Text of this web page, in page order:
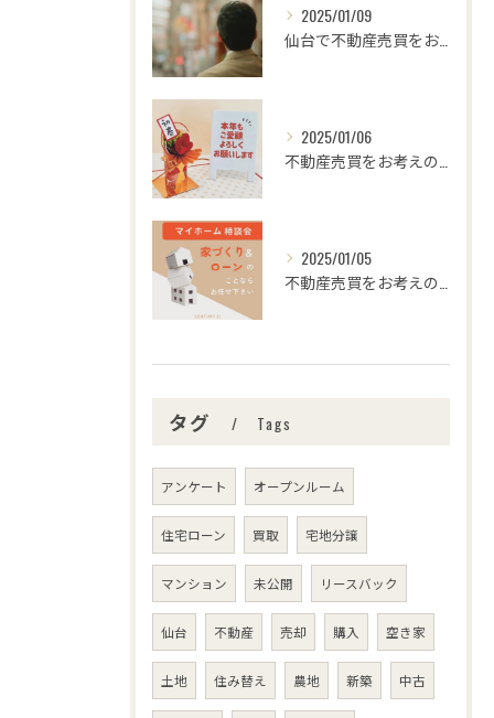
2025/01/09
2025/01/06
2025/01/05
タグ Tags
アンケート オープンルーム
住宅ローン 買取 宅地分譲
マンション 未公開 リースバック
仙台 不動産 売却 購入 空き家
土地 住み替え 農地 新築 中古